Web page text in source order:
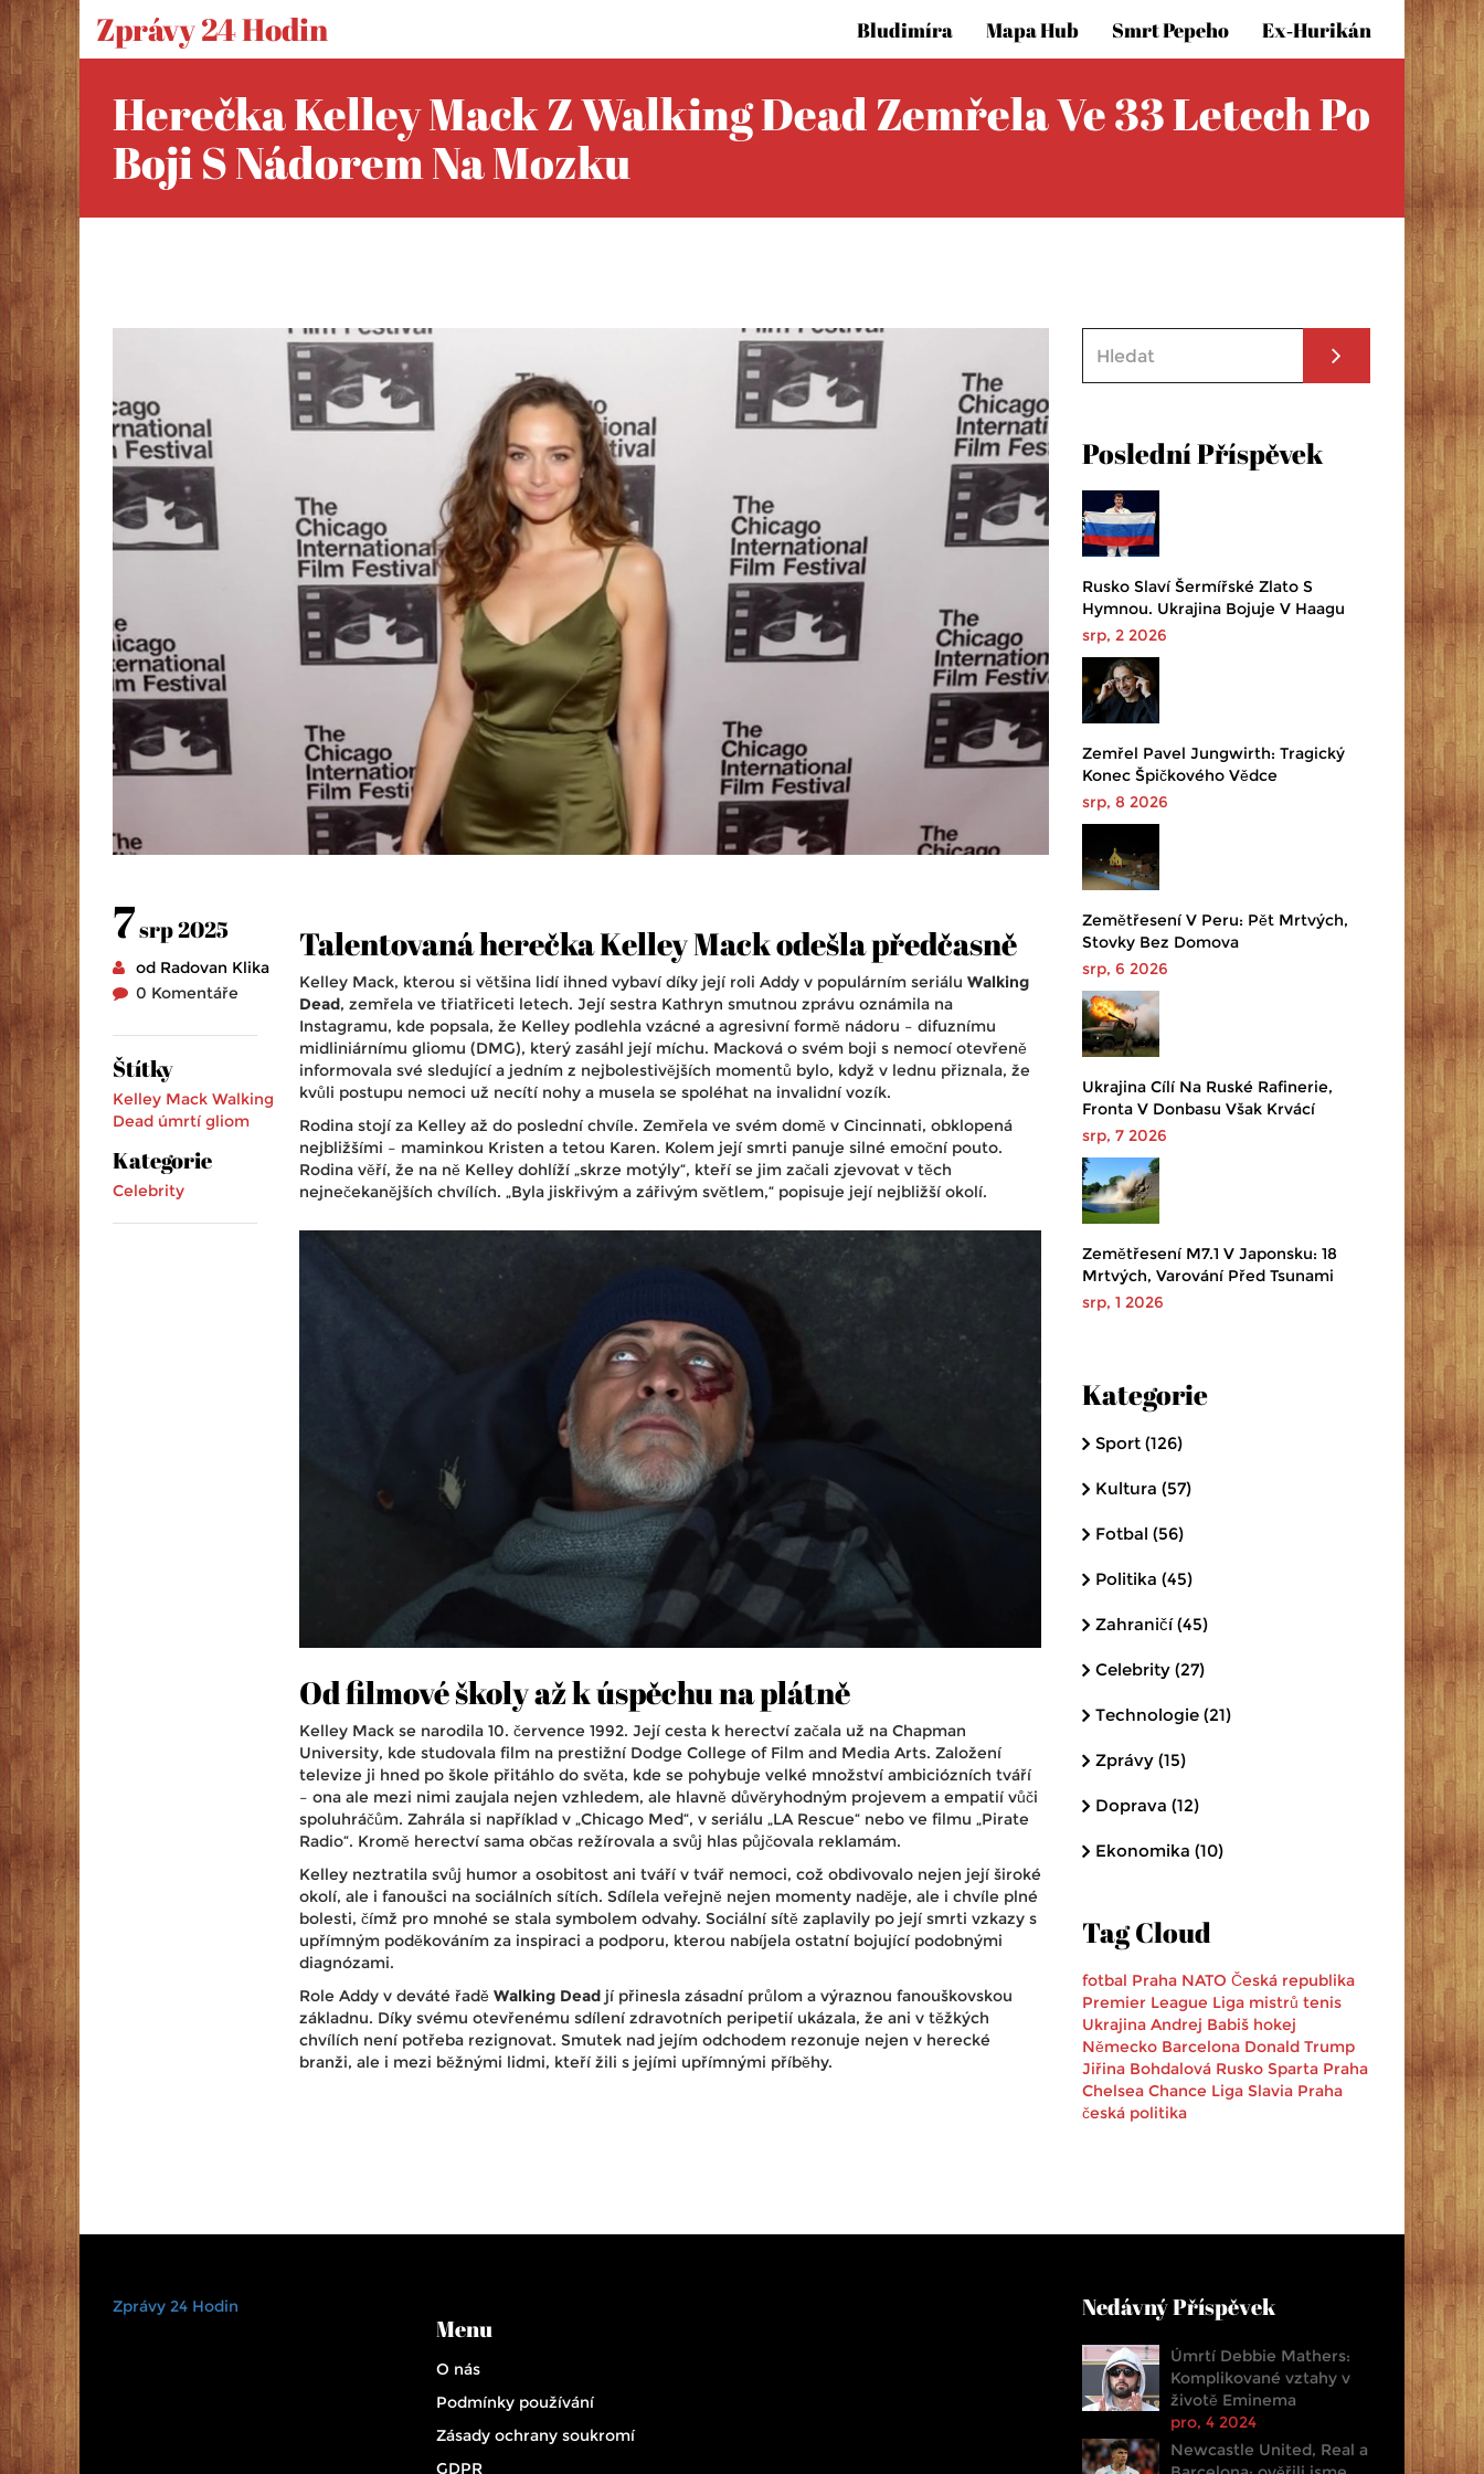
Zprávy 24 Hodin Bludimíra Mapa Hub Smrt Pepeho Ex‑hurikán
Herečka Kelley Mack Z Walking Dead Zemřela Ve 33 Letech Po
Boji S Nádorem Na Mozku
7srp 2025
od Radovan Klika
0 Komentáře
Štítky
Kelley Mack Walking
Dead úmrtí gliom
Kategorie
Celebrity
Talentovaná herečka Kelley Mack odešla předčasně
Kelley Mack, kterou si většina lidí ihned vybaví díky její roli Addy v populárním seriálu Walking
Dead, zemřela ve třiatřiceti letech. Její sestra Kathryn smutnou zprávu oznámila na
Instagramu, kde popsala, že Kelley podlehla vzácné a agresivní formě nádoru – difuznímu
midliniárnímu gliomu (DMG), který zasáhl její míchu. Macková o svém boji s nemocí otevřeně
informovala své sledující a jedním z nejbolestivějších momentů bylo, když v lednu přiznala, že
kvůli postupu nemoci už necítí nohy a musela se spoléhat na invalidní vozík.
Rodina stojí za Kelley až do poslední chvíle. Zemřela ve svém domě v Cincinnati, obklopená
nejbližšími – maminkou Kristen a tetou Karen. Kolem její smrti panuje silné emoční pouto.
Rodina věří, že na ně Kelley dohlíží „skrze motýly“, kteří se jim začali zjevovat v těch
nejnečekanějších chvílích. „Byla jiskřivým a zářivým světlem,“ popisuje její nejbližší okolí.
Od filmové školy až k úspěchu na plátně
Kelley Mack se narodila 10. července 1992. Její cesta k herectví začala už na Chapman
University, kde studovala film na prestižní Dodge College of Film and Media Arts. Založení
televize ji hned po škole přitáhlo do světa, kde se pohybuje velké množství ambiciózních tváří
– ona ale mezi nimi zaujala nejen vzhledem, ale hlavně důvěryhodným projevem a empatií vůči
spoluhráčům. Zahrála si například v „Chicago Med“, v seriálu „LA Rescue“ nebo ve filmu „Pirate
Radio“. Kromě herectví sama občas režírovala a svůj hlas půjčovala reklamám.
Kelley neztratila svůj humor a osobitost ani tváří v tvář nemoci, což obdivovalo nejen její široké
okolí, ale i fanoušci na sociálních sítích. Sdílela veřejně nejen momenty naděje, ale i chvíle plné
bolesti, čímž pro mnohé se stala symbolem odvahy. Sociální sítě zaplavily po její smrti vzkazy s
upřímným poděkováním za inspiraci a podporu, kterou nabíjela ostatní bojující podobnými
diagnózami.
Role Addy v deváté řadě Walking Dead jí přinesla zásadní průlom a výraznou fanouškovskou
základnu. Díky svému otevřenému sdílení zdravotních peripetií ukázala, že ani v těžkých
chvílích není potřeba rezignovat. Smutek nad jejím odchodem rezonuje nejen v herecké
branži, ale i mezi běžnými lidmi, kteří žili s jejími upřímnými příběhy.
Poslední Příspěvek
Rusko Slaví Šermířské Zlato S
Hymnou. Ukrajina Bojuje V Haagu
srp, 2 2026
Zemřel Pavel Jungwirth: Tragický
Konec Špičkového Vědce
srp, 8 2026
Zemětřesení V Peru: Pět Mrtvých,
Stovky Bez Domova
srp, 6 2026
Ukrajina Cílí Na Ruské Rafinerie,
Fronta V Donbasu Však Krvácí
srp, 7 2026
Zemětřesení M7.1 V Japonsku: 18
Mrtvých, Varování Před Tsunami
srp, 1 2026
Kategorie
Sport (126)
Kultura (57)
Fotbal (56)
Politika (45)
Zahraničí(45)
Celebrity (27)
Technologie (21)
Zprávy (15)
Doprava (12)
Ekonomika (10)
Tag Cloud
fotbal Praha NATO Česká republika
Premier League Liga mistrů tenis
Ukrajina Andrej Babiš hokej
Německo Barcelona Donald Trump
Jiřina Bohdalová Rusko Sparta Praha
Chelsea Chance Liga Slavia Praha
česká politika
Zprávy 24 Hodin
Menu
O nás
Podmínky používání
Zásady ochrany soukromí
GDPR
Nedávný Příspěvek
Úmrtí Debbie Mathers:
Komplikované vztahy v
životě Eminema
pro, 4 2024
Newcastle United, Real a